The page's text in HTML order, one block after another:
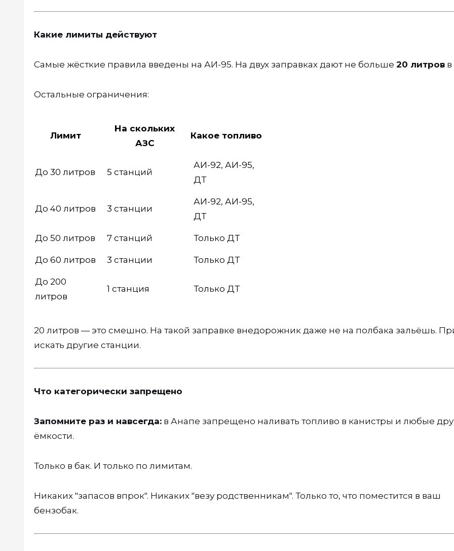
Какие лимиты действуют
Самые жёсткие правила введены на АИ-95. На двух заправках дают не больше 20 литров в
Остальные ограничения:
Лимит
На скольких
АЗС
Какое топливо
До 30 литров 5 станций
АИ-92, АИ-95,
ДТ
До 40 литров 3 станции
АИ-92, АИ-95,
ДТ
До 50 литров 7 станций Только ДТ
До 60 литров 3 станции Только ДТ
До 200
литров
1 станция Только ДТ
20 литров — это смешно. На такой заправке внедорожник даже не на полбака зальёшь.
искать другие станции.
Что категорически запрещено
Запомните раз и навсегда: в Анапе запрещено наливать топливо в канистры и любые
ёмкости.
Только в бак. И только по лимитам.
Никаких "запасов впрок". Никаких "везу родственникам". Только то, что поместится в ваш
бензобак.